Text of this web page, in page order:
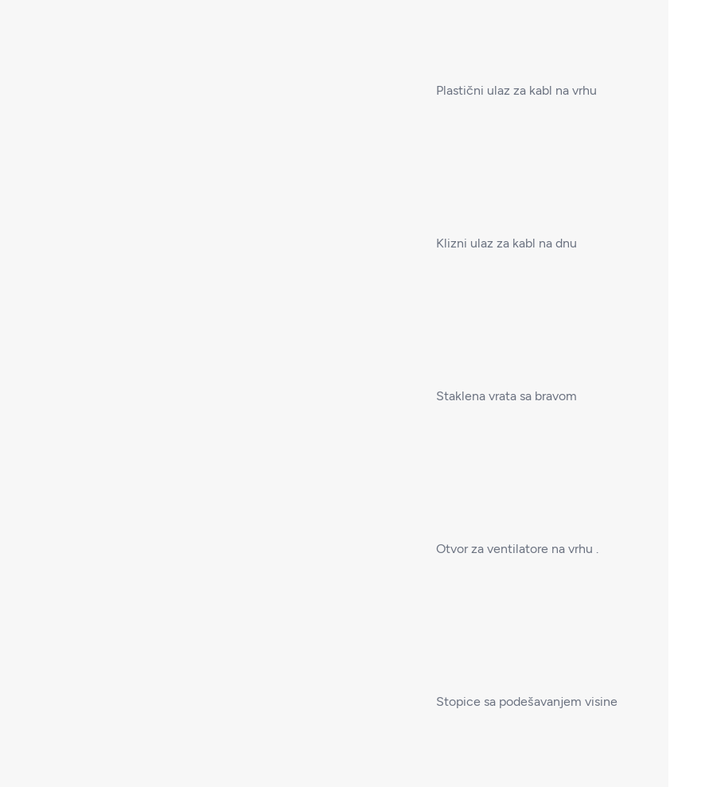
Plastični ulaz za kabl na vrhu
Klizni ulaz za kabl na dnu
Staklena vrata sa bravom
Otvor za ventilatore na vrhu .
Stopice sa podešavanjem visine